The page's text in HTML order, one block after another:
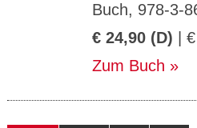
Buch, 978-3-
€ 24,90 (D) |
Zum Buch